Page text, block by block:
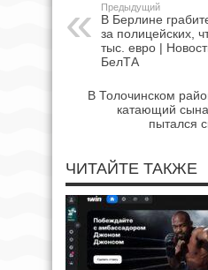
Предыдущий
В Берлине
за полицейских,
тыс. евро |
БелТА
В Толочинском
катающий
пытался
ЧИТАЙТЕ ТАКЖЕ